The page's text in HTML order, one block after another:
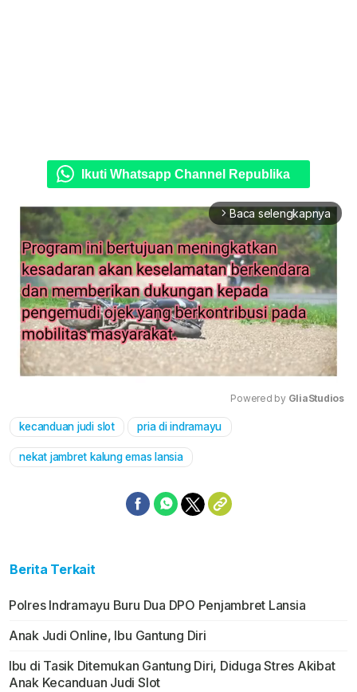
Ikuti Whatsapp Channel Republika
arrow_forward_ios Baca selengkapnya
Powered by GliaStudios
kecanduan judi slot pria di indramayu
nekat jambret kalung emas lansia
Berita Terkait
Polres Indramayu Buru Dua DPO Penjambret Lansia
Anak Judi Online, Ibu Gantung Diri
Ibu di Tasik Ditemukan Gantung Diri, Diduga Stres Akibat
Anak Kecanduan Judi Slot